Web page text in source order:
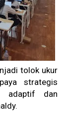
tolok ukur
strategis
adaptif dan